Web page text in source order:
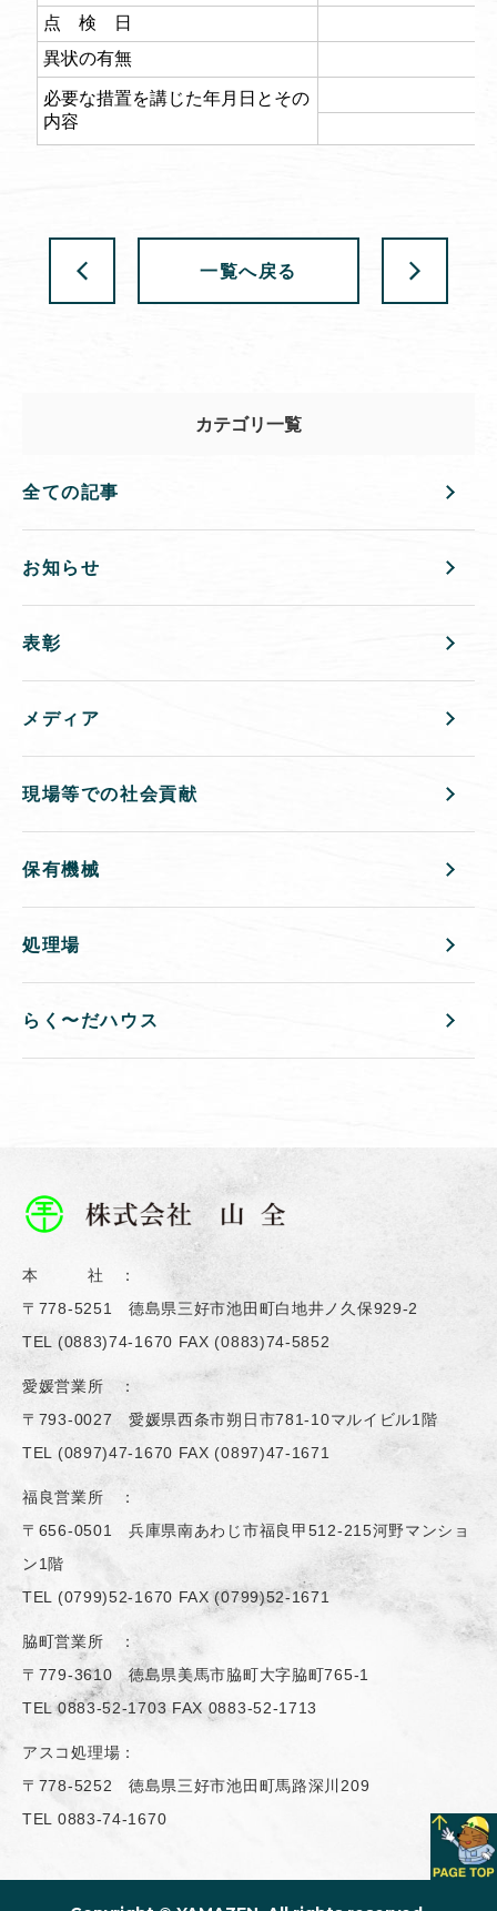
一覧へ戻る
カテゴリ一覧
全ての記事
お知らせ
表彰
メディア
現場等での社会貢献
保有機械
処理場
らく〜だハウス
本 社 ：
〒778-5251 德島県三好市池田町白地井ノ久保929-2
TEL (0883)74-1670 FAX (0883)74-5852
愛媛営業所 ：
〒793-0027 愛媛県西条市朔日市781-10マルイビル1階
TEL (0897)47-1670 FAX (0897)47-1671
福良営業所 ：
〒656-0501 兵庫県南あわじ市福良甲512-215河野マンショ
ン1階
TEL (0799)52-1670 FAX (0799)52-1671
脇町営業所 ：
〒779-3610 徳島県美馬市脇町大字脇町765-1
TEL0883-52-1703FAX 0883-52-1713
アスコ処理場：
〒778-5252 徳島県三好市池田町馬路深川209
TEL 0883-74-1670